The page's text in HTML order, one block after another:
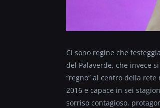
Ci sono regine che
del Palaverde, che invece
“regno” al centro della
2016 e capace in sei
sorriso contagioso,